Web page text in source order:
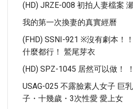
(HD) JRZE-008 初拍人妻檔案
我的第一次換妻的真實經曆
(FHD) SSNI-921 ※沒有劇本！
什麼都行！ 鷲尾芽衣
(HD) SPZ-1045 居然可以做！
USAG-025 不露臉素人女子 巨
子・十幾歲・3次性愛 愛上女